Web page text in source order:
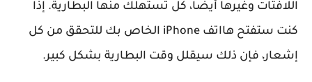
اللافتات وغيرها أيضًا، كل تستهلك منها البطارية. إذا
كنت ستفتح هااتف iPhone الخاص بك للتحقق من كل
إشعار، فإن ذلك سيقلل وقت البطارية بشكل كبير.